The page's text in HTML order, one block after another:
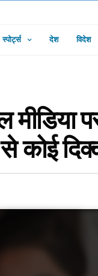
स्पोर्ट्स देश विदेश
कोई